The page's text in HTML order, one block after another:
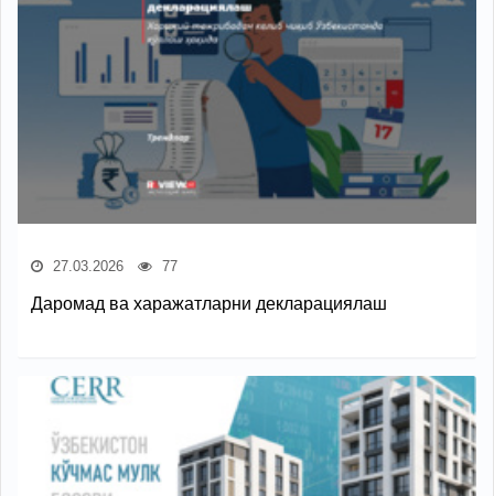
27.03.2026 77
Даромад ва харажатларни декларациялаш